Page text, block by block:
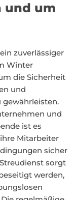
und um
zuverlässiger
Winter
die Sicherheit
und
gewährleisten.
und
ist es
Mitarbeiter
sicher
sorgt
werden,